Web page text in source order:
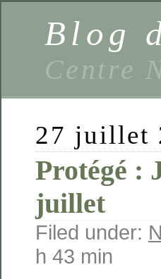
Blog
Centre
27 juillet
Protégé :
juillet
Filed under:
h 43 min